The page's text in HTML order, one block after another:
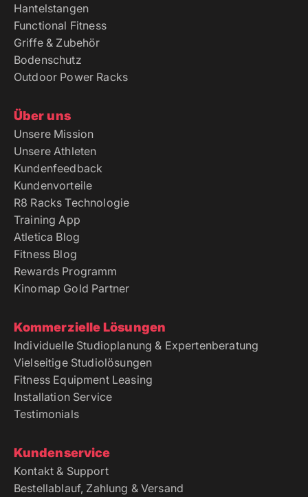
Hantelstangen
Functional Fitness
Griffe & Zubehör
Bodenschutz
Outdoor Power Racks
Über uns
Unsere Mission
Unsere Athleten
Kundenfeedback
Kundenvorteile
R8 Racks Technologie
Training App
Atletica Blog
Fitness Blog
Rewards Programm
Kinomap Gold Partner
Kommerzielle Lösungen
Individuelle Studioplanung & Expertenberatung
Vielseitige Studiolösungen
Fitness Equipment Leasing
Installation Service
Testimonials
Kundenservice
Kontakt & Support
Bestellablauf, Zahlung & Versand